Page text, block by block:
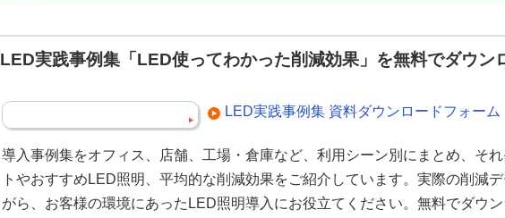
LED実践事例集「LED使ってわかった削減効果」を無料でダウン
LED実践事例集 資料ダウンロードフォーム
導入事例集をオフィス、店舗、工場・倉庫など、利用シーン別にまとめ、そ
トやおすすめLED照明、平均的な削減効果をご紹介しています。実際の削減
がら、お客様の環境にあったLED照明導入にお役立てください。無料でダウ